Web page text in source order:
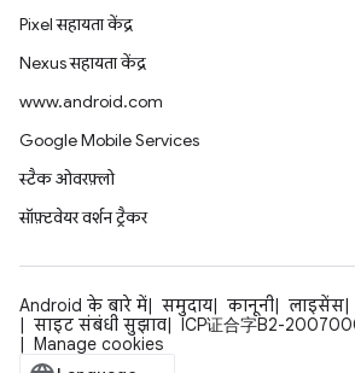
Pixel सहायता केंद्र
Nexus सहायता केंद्र
www.android.com
Google Mobile Services
स्टैक ओवरफ़्लो
सॉफ़्टवेयर वर्शन ट्रैकर
Android के बारे में समुदाय कानूनी लाइसेंस
साइट संबंधी सुझाव
ICP证合字B2-
Manage cookies